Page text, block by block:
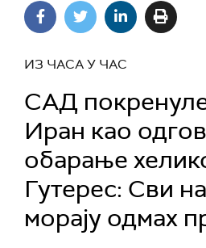
ИЗ ЧАСА У ЧАС
САД
Иран као
обарање
Гутерес: Сви
морају одмах